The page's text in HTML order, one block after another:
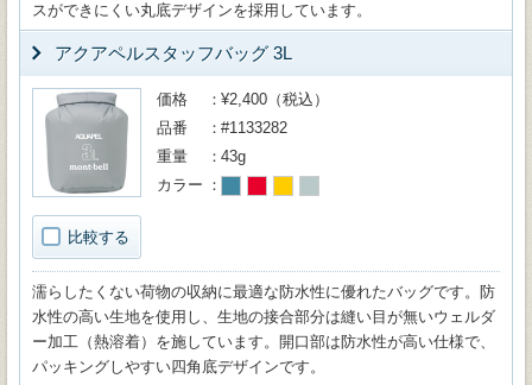
スができにくい丸底デザインを採用しています。
アクアペルスタッフバッグ 3L
比較する
価格
¥2,400（税込）
品番
#1133282
重量
43g
カラー
濡らしたくない荷物の収納に最適な防水性に優れたバッグです。防
水性の高い生地を使用し、生地の接合部分は縫い目が無いウェルダ
ー加工（熱溶着）を施しています。開口部は防水性が高い仕様で、
パッキングしやすい四角底デザインです。